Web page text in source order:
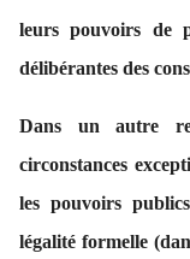
leurs pouvoirs de
délibérantes des
Dans un autre
circonstances
les pouvoirs
légalité formelle